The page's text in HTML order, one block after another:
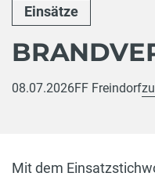
Einsätze
08.07.2026FF Freindorf
Mit dem